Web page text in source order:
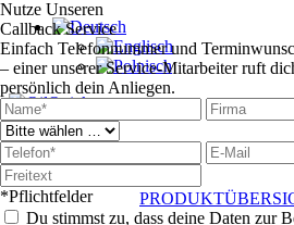
Produkte
Nutze Unseren
Callback Service
Einfach Telefonnummer und
– einer unserer Service-Mitarbeiter ruft
persönlich dein Anliegen.
*Pflichtfelder
Du stimmst zu, dass deine Daten zur